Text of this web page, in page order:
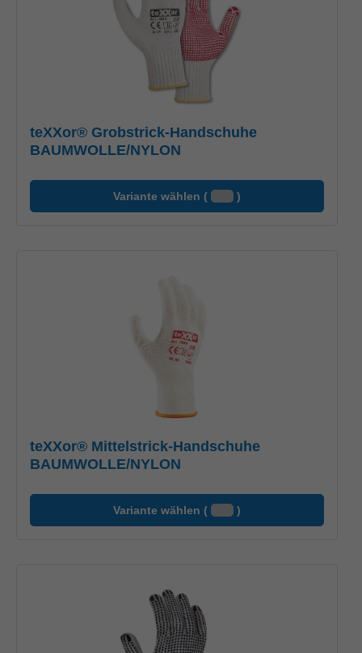
teXXor® Grobstrick-Handschuhe
BAUMWOLLE/NYLON
Variante wählen ( )
teXXor® Mittelstrick-Handschuhe
BAUMWOLLE/NYLON
Variante wählen ( )